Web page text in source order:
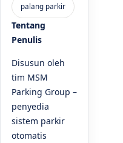
Tentang
Penulis
Disusun oleh
tim MSM
Parking Group –
penyedia
sistem parkir
otomatis